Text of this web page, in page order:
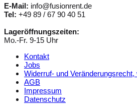
E-Mail: info@fusionrent.de
Tel: +49 89 / 67 90 40 51
Lageröffnungszeiten:
Mo.-Fr. 9-15 Uhr
Kontakt
Jobs
Widerruf- und
AGB
Impressum
Datenschutz